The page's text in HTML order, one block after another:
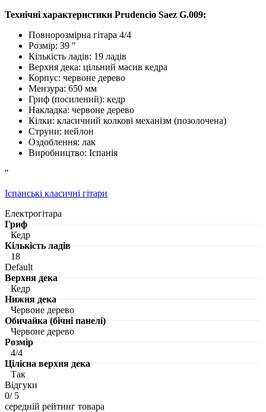
Технічні характеристики Prudencio Saez G.009:
Повнорозмірна гітара 4/4
Розмір: 39 "
Кількість ладів: 19 ладів
Верхня дека: цільний масив кедра
Корпус: червоне дерево
Мензура: 650 мм
Гриф (посилений): кедр
Накладка: червоне дерево
Кілки: класичний колкові механізм (позолочена)
Струни: нейлон
Оздоблення: лак
Виробництво: Іспанія
"
Іспанські класичні гітари
Електрогітара
Гриф
Кедр
Кількість ладів
18
Default
Верхня дека
Кедр
Нижня дека
Червоне дерево
Обичайка (бічні панелі)
Червоне дерево
Розмір
4/4
Цілісна верхня дека
Так
Відгуки
0/ 5
середній рейтинг товара